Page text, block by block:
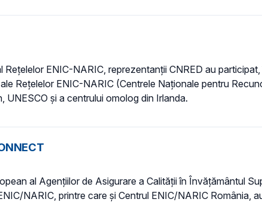
ENIC-NARIC, reprezentanții CNRED au participat,
Rețelelor ENIC-NARIC (Centrele Naționale pentru
și a centrului omolog din Irlanda.
al Agenţiilor de Asigurare a Calităţii în Învățământul
NARIC, printre care și Centrul ENIC/NARIC România,